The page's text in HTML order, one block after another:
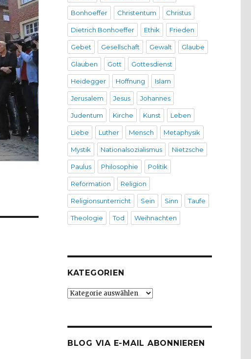
Bonhoeffer Christentum Christus
Dietrich Bonhoeffer Ethik Frieden
Gebet Gesellschaft Gewalt Glaube
Glauben Gott Gottesdienst
Heidegger Hoffnung Islam
Jerusalem Jesus Johannes
Judentum Kirche Kunst Leben
Liebe Luther Mensch Metaphysik
Mystik Nationalsozialismus Nietzsche
Paulus Philosophie Politik
Reformation Religion
Religionsunterricht Sein Sinn Taufe
Theologie Tod Weihnachten
KATEGORIEN
Kategorien
BLOG VIA E-MAIL ABONNIEREN